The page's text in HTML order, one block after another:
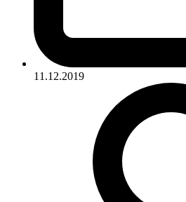
11.12.2019